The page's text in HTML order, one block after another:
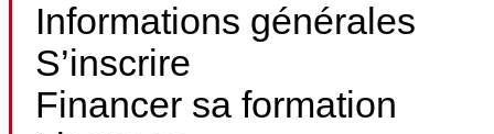
Informations générales
S’inscrire
Financer sa formation